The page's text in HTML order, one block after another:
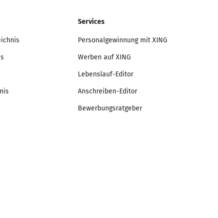
Services
Personalgewinnung mit XING
Werben auf XING
Lebenslauf-Editor
Anschreiben-Editor
Bewerbungsratgeber